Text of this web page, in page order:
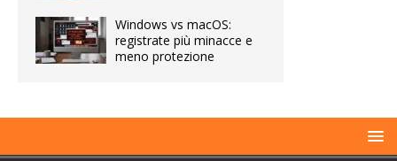
Windows vs macOS:
registrate più minacce e
meno protezione